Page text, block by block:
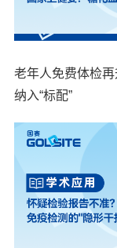
老年人免费体检
纳入“标配”